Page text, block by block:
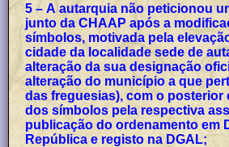
5 – A autarquia não peticionou
junto da CHAAP após a
símbolos, motivada pela
cidade da localidade sede de
alteração da sua designação
alteração do município a que
das freguesias), com o posterior
dos símbolos pela respectiva
publicação do ordenamento em
República e registo na DGAL;